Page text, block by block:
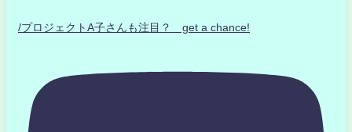
/プロジェクトA子さんも注目？ get a chance!